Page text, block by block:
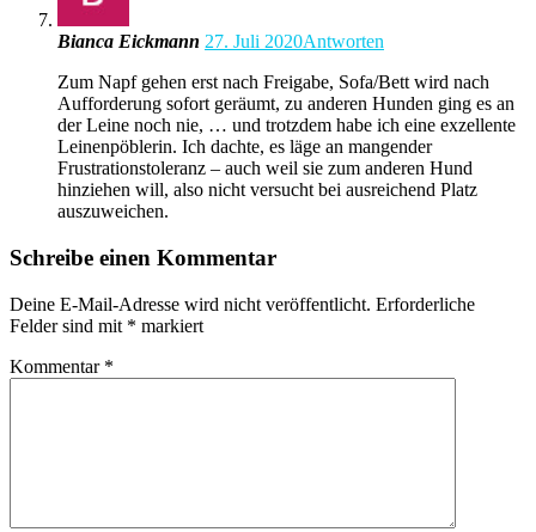
Bianca Eickmann 27. Juli 2020Antworten
Zum Napf gehen erst nach Freigabe, Sofa/Bett wird nach
Aufforderung sofort geräumt, zu anderen Hunden ging es an
der Leine noch nie, … und trotzdem habe ich eine exzellente
Leinenpöblerin. Ich dachte, es läge an mangender
Frustrationstoleranz – auch weil sie zum anderen Hund
hinziehen will, also nicht versucht bei ausreichend Platz
auszuweichen.
Schreibe einen Kommentar
Deine E-Mail-Adresse wird nicht veröffentlicht. Erforderliche
Felder sind mit * markiert
Kommentar *